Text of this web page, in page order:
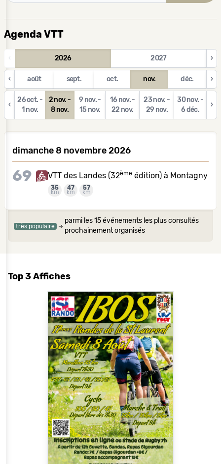
Agenda VTT
‹ 2026 2027 ›
‹ août sept. oct. nov. déc. ›
‹
26 oct. -
1 nov.
2 nov. -
8 nov.
9 nov. -
15 nov.
16 nov. -
22 nov.
23 nov. -
29 nov.
30 nov. -
6 déc.
›
dimanche 8 novembre 2026
69 VTT des Landes (32ème édition) à Montagny
35
km
47
km
57
km
très populaire
parmi les 15 événements les plus consultés
prochainement organisés
Top 3 Affiches